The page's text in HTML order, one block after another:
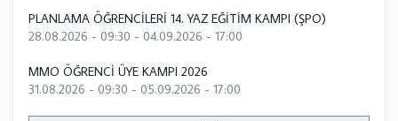
PLANLAMA ÖĞRENCİLERİ 14. YAZ EĞİTİM KAMPI (ŞPO)
28.08.2026 - 09:30 - 04.09.2026 - 17:00
MMO ÖĞRENCİ ÜYE KAMPI 2026
31.08.2026 - 09:30 - 05.09.2026 - 17:00